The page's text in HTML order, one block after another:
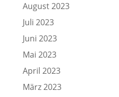
August 2023
Juli 2023
Juni 2023
Mai 2023
April 2023
März 2023